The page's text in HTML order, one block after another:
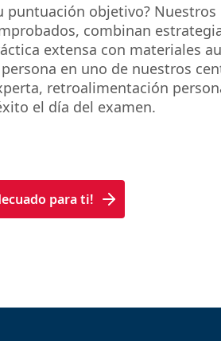
puntuación objetivo?
combinan
extensa con materiales
en uno de nuestros
retroalimentación
el día del examen.
para ti!